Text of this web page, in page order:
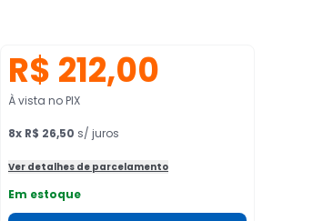
R$ 212,00
À vista no PIX
8x R$ 26,50 s/ juros
Ver detalhes de parcelamento
Em estoque